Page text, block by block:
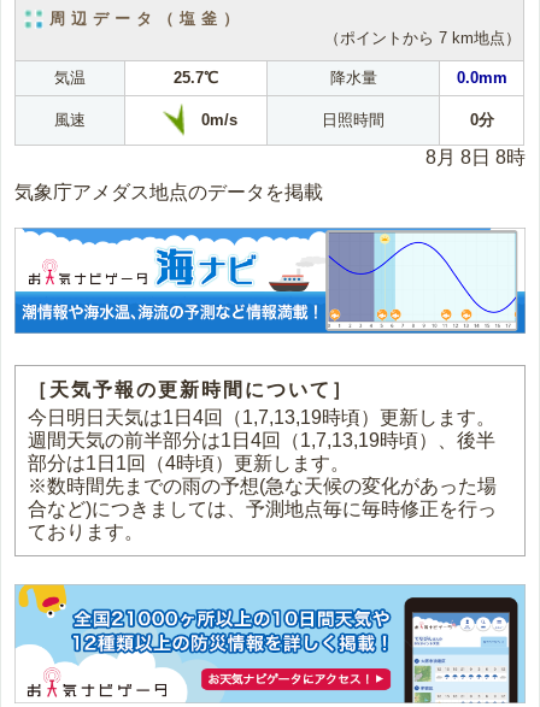
周辺データ（塩釜）
（ポイントから 7 km地点）
気温 25.7℃ 降水量 0.0mm
風速 0m/s 日照時間 0分
8月 8日 8時
気象庁アメダス地点のデータを掲載
［天気予報の更新時間について］
今日明日天気は1日4回（1,7,13,19時頃）更新します。
週間天気の前半部分は1日4回（1,7,13,19時頃）、後半
部分は1日1回（4時頃）更新します。
※数時間先までの雨の予想(急な天候の変化があった場
合など)につきましては、予測地点毎に毎時修正を行っ
ております。